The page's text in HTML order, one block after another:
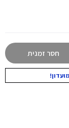
חסר זמנית